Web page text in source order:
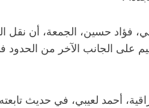
فؤاد حسين، الجمعة، أن نقل
على الجانب الآخر من الحدود
أحمد لعيبي، في حديث